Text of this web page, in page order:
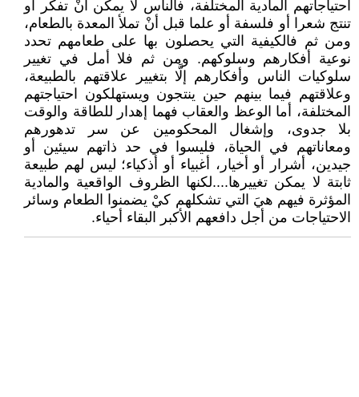
احتياجاتهم المادية المختلفة، فالناس لا يمكن أنْ تفكر أو
تنتج شعرا أو فلسفة أو علما قبل أنْ تملأ المعدة بالطعام،
ومن ثم فالكيفية التي يحصلون بها على طعامهم تحدد
نوعية أفكارهم وسلوكهم. ومن ثم فلا أمل في تغيير
سلوكيات الناس وأفكارهم إلَّا بتغيير علاقتهم بالطبيعة،
وعلاقتهم فيما بينهم حين ينتجون ويستهلكون احتياجتهم
المختلفة، أما الوعظ والعقاب فهما إهدار للطاقة والوقت
بلا جدوى، وإشغال المحكومين عن سر تدهورهم
ومعاناتهم في الحياة، فليسوا في حد ذاتهم سيئين أو
جيدين، أشرار أو أخيار، أغبياء أو أذكياء؛ ليس لهم طبيعة
ثابتة لا يمكن تغييرها....لكنها الظروف الواقعية والمادية
المؤثرة فيهم هيَ التي تشكلهم كيْ يضمنوا الطعام وسائر
الاحتياجات من أجل دافعهم الأكبر البقاء أحياء.